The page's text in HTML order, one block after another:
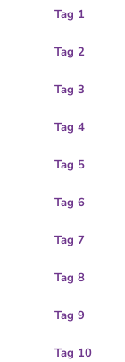
Tag 1
Tag 2
Tag 3
Tag 4
Tag 5
Tag 6
Tag 7
Tag 8
Tag 9
Tag 10